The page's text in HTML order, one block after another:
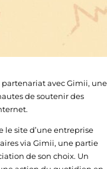
partenariat avec Gimii, une
de soutenir des
le site d’une entreprise
via Gimii, une partie
de son choix. Un